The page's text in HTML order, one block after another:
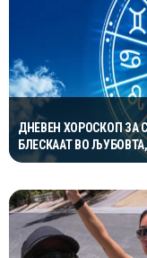
ДНЕВЕН ХОРОСКОП ЗА
БЛЕСКААТ ВО
ОДЛИЧЕН ДЕН ЗА